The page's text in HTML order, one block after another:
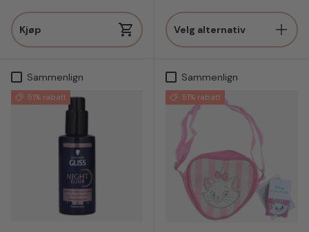
Kjøp Velg alternativ
Sammenlign
51% rabatt
Sammenlign
51% rabatt